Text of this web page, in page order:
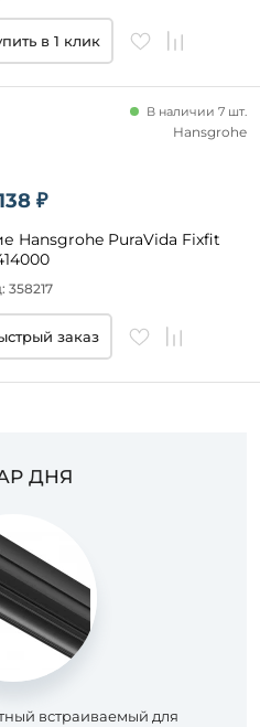
в 1 клик
₽
Hansgrohe PuraVida Fixfit
В наличии 7 шт.
358217
Hansgrohe
заказ
ДНЯ
встраиваемый для